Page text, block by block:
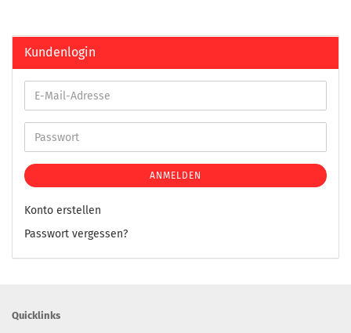
Kundenlogin
ANMELDEN
Konto erstellen
Passwort vergessen?
Quicklinks